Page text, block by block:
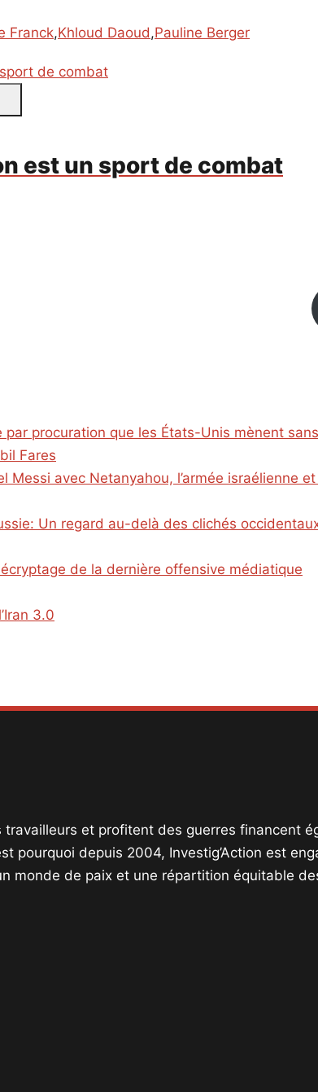
Franck,Khloud Daoud,Pauline Berger
est un sport de combat
par procuration que les États-Unis mènent
Fares
Messi avec Netanyahou, l’armée israélienne
Un regard au-delà des clichés
de la dernière offensive médiatique
3.0
travailleurs et profitent des guerres financent
pourquoi depuis 2004, Investig’Action est
monde de paix et une répartition équitable